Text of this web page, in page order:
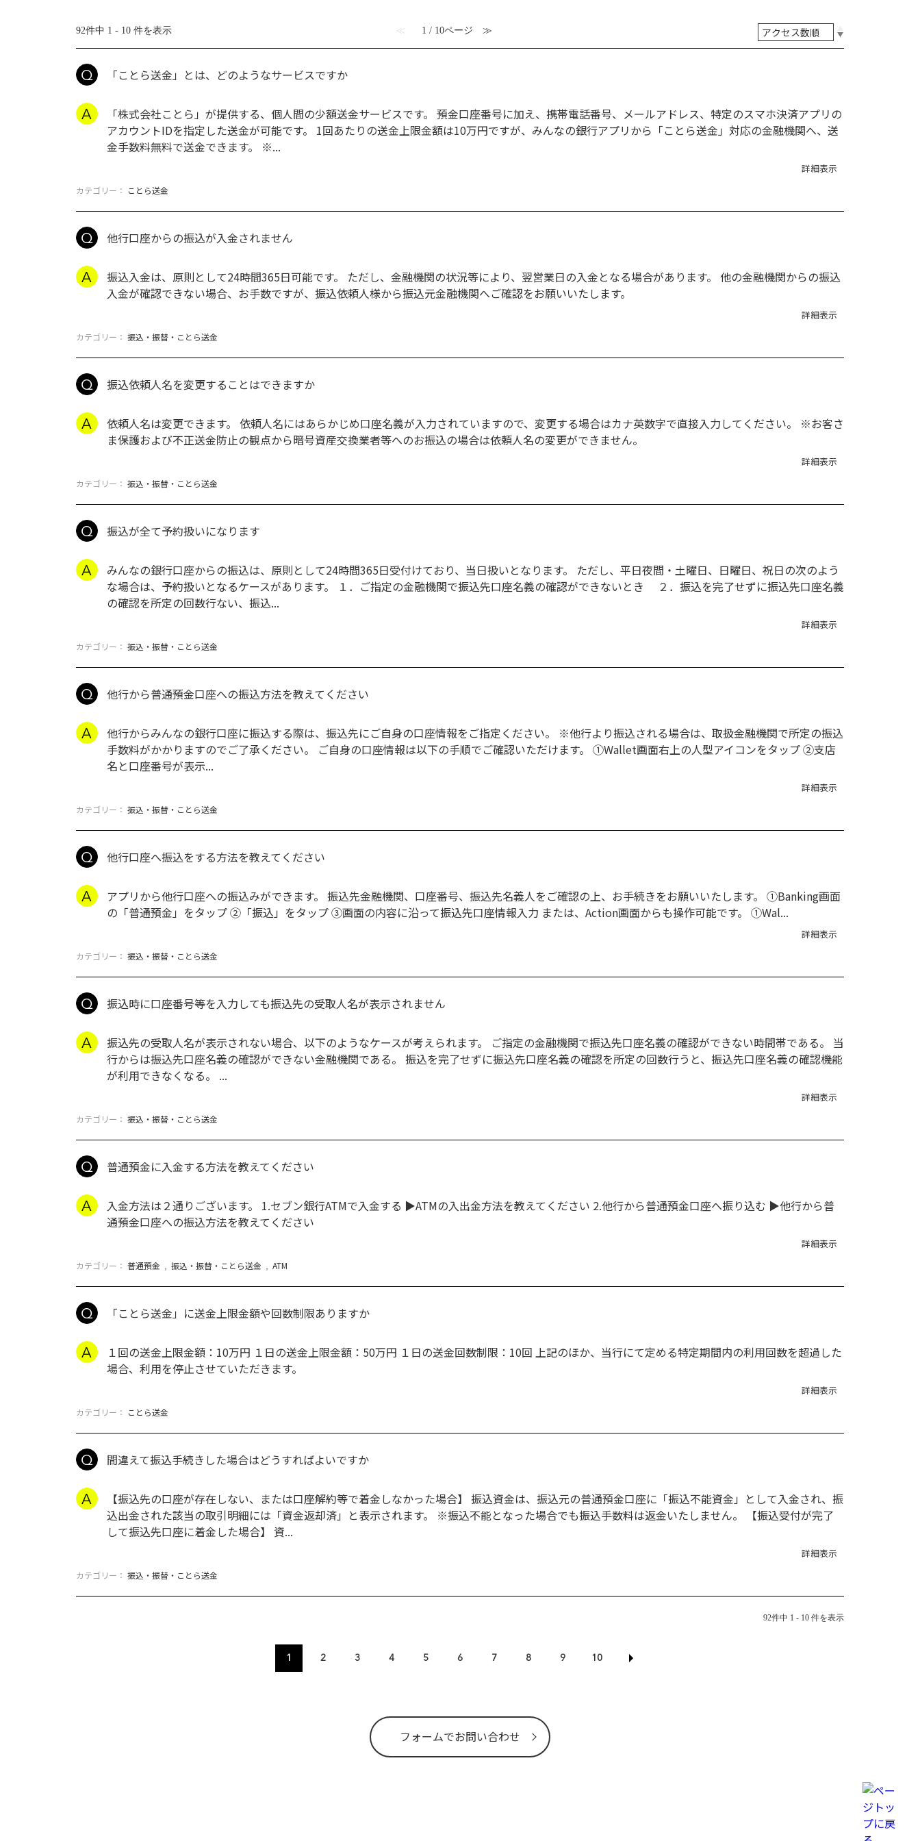
92件中 1 - 10 件を表示 ≪ 1 / 10ページ ≫
「ことら送金」とは、どのようなサービスですか
「株式会社ことら」が提供する、個人間の少額送金サービスです。 預金口座番号に加え、携帯電話番号、メールアドレス、特定のスマホ決済アプリの
アカウントIDを指定した送金が可能です。 1回あたりの送金上限金額は10万円ですが、みんなの銀行アプリから「ことら送金」対応の金融機関へ、送
金手数料無料で送金できます。 ※...
詳細表示
カテゴリー： ことら送金
他行口座からの振込が入金されません
振込入金は、原則として24時間365日可能です。 ただし、金融機関の状況等により、翌営業日の入金となる場合があります。 他の金融機関からの振込
入金が確認できない場合、お手数ですが、振込依頼人様から振込元金融機関へご確認をお願いいたします。
詳細表示
カテゴリー： 振込・振替・ことら送金
振込依頼人名を変更することはできますか
依頼人名は変更できます。 依頼人名にはあらかじめ口座名義が入力されていますので、変更する場合はカナ英数字で直接入力してください。 ※お客さ
ま保護および不正送金防止の観点から暗号資産交換業者等へのお振込の場合は依頼人名の変更ができません。
詳細表示
カテゴリー： 振込・振替・ことら送金
振込が全て予約扱いになります
みんなの銀行口座からの振込は、原則として24時間365日受付けており、当日扱いとなります。 ただし、平日夜間・土曜日、日曜日、祝日の次のよう
な場合は、予約扱いとなるケースがあります。 １．ご指定の金融機関で振込先口座名義の確認ができないとき ２．振込を完了せずに振込先口座名義
の確認を所定の回数行ない、振込...
詳細表示
カテゴリー： 振込・振替・ことら送金
他行から普通預金口座への振込方法を教えてください
他行からみんなの銀行口座に振込する際は、振込先にご自身の口座情報をご指定ください。 ※他行より振込される場合は、取扱金融機関で所定の振込
手数料がかかりますのでご了承ください。 ご自身の口座情報は以下の手順でご確認いただけます。 ①Wallet画面右上の人型アイコンをタップ ②支店
名と口座番号が表示...
詳細表示
カテゴリー： 振込・振替・ことら送金
他行口座へ振込をする方法を教えてください
アプリから他行口座への振込みができます。 振込先金融機関、口座番号、振込先名義人をご確認の上、お手続きをお願いいたします。 ①Banking画面
の「普通預金」をタップ ➁「振込」をタップ ③画面の内容に沿って振込先口座情報入力 または、Action画面からも操作可能です。 ①Wal...
詳細表示
カテゴリー： 振込・振替・ことら送金
振込時に口座番号等を入力しても振込先の受取人名が表示されません
振込先の受取人名が表示されない場合、以下のようなケースが考えられます。 ご指定の金融機関で振込先口座名義の確認ができない時間帯である。 当
行からは振込先口座名義の確認ができない金融機関である。 振込を完了せずに振込先口座名義の確認を所定の回数行うと、振込先口座名義の確認機能
が利用できなくなる。 ...
詳細表示
カテゴリー： 振込・振替・ことら送金
普通預金に入金する方法を教えてください
入金方法は２通りございます。 1.セブン銀行ATMで入金する ▶ATMの入出金方法を教えてください 2.他行から普通預金口座へ振り込む ▶他行から普
通預金口座への振込方法を教えてください
詳細表示
カテゴリー： 普通預金 , 振込・振替・ことら送金 , ATM
「ことら送金」に送金上限金額や回数制限ありますか
１回の送金上限金額：10万円 １日の送金上限金額：50万円 １日の送金回数制限：10回 上記のほか、当行にて定める特定期間内の利用回数を超過した
場合、利用を停止させていただきます。
詳細表示
カテゴリー： ことら送金
間違えて振込手続きした場合はどうすればよいですか
【振込先の口座が存在しない、または口座解約等で着金しなかった場合】 振込資金は、振込元の普通預金口座に「振込不能資金」として入金され、振
込出金された該当の取引明細には「資金返却済」と表示されます。 ※振込不能となった場合でも振込手数料は返金いたしません。 【振込受付が完了
して振込先口座に着金した場合】 資...
詳細表示
カテゴリー： 振込・振替・ことら送金
92件中 1 - 10 件を表示
1 2 3 4 5 6 7 8 9 10
フォームでお問い合わせ